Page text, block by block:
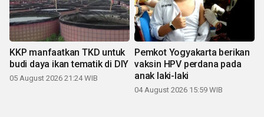
KKP manfaatkan TKD untuk
budi daya ikan tematik di DIY
05 August 2026 21:24 WIB
Pemkot Yogyakarta berikan
vaksin HPV perdana pada
anak laki-laki
04 August 2026 15:59 WIB